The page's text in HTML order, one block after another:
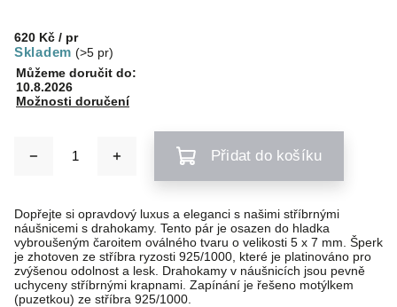
620 Kč / pr
Skladem (>5 pr)
Můžeme doručit do:
10.8.2026
Možnosti doručení
Přidat do košíku
Dopřejte si opravdový luxus a eleganci s našimi stříbrnými
náušnicemi s drahokamy. Tento pár je osazen do hladka
vybroušeným čaroitem oválného tvaru o velikosti 5 x 7 mm. Šperk
je zhotoven ze stříbra ryzosti 925/1000, které je platinováno pro
zvýšenou odolnost a lesk. Drahokamy v náušnicích jsou pevně
uchyceny stříbrnými krapnami. Zapínání je řešeno motýlkem
(puzetkou) ze stříbra 925/1000.